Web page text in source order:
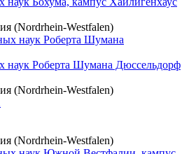
(Nordrhein-Westfalen)
наук Роберта Шумана Дюссельдорф
(Nordrhein-Westfalen)
(Nordrhein-Westfalen)